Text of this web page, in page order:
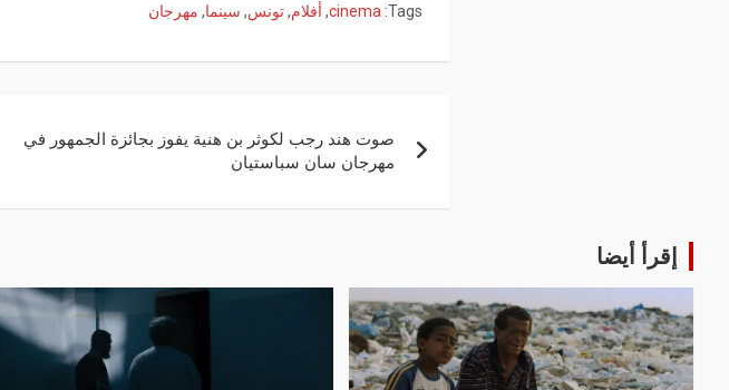
Tags:
cinema
, أفلام,تونس, سينما, مهرجان
صوت هند رجب لكوثر بن هنية يفوز بجائزة الجمهور في
مهرجان سان سباستيان
إقرأ أيضا